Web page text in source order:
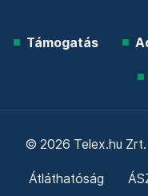
Támogatás
© 2026 Telex.hu Zrt.
Átláthatóság